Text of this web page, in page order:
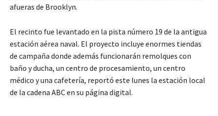
afueras de Brooklyn.
El recinto fue levantado en la pista número 19 de la antigua
estación aérea naval. El proyecto incluye enormes tiendas
de campaña donde además funcionarán remolques con
baño y ducha, un centro de procesamiento, un centro
médico y una cafetería, reportó este lunes la estación local
de la cadena ABC en su página digital.